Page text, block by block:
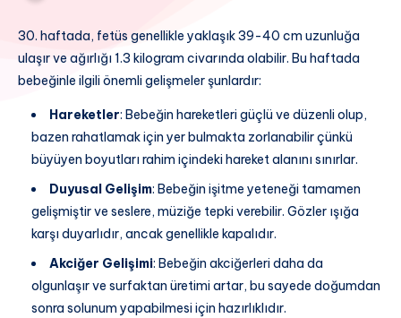
30. haftada, fetüs genellikle yaklaşık 39-40 cm uzunluğa
ulaşır ve ağırlığı 1.3 kilogram civarında olabilir. Bu haftada
bebeğinle ilgili önemli gelişmeler şunlardır:
Hareketler: Bebeğin hareketleri güçlü ve düzenli olup,
bazen rahatlamak için yer bulmakta zorlanabilir çünkü
büyüyen boyutları rahim içindeki hareket alanını sınırlar.
Duyusal Gelişim: Bebeğin işitme yeteneği tamamen
gelişmiştir ve seslere, müziğe tepki verebilir. Gözler ışığa
karşı duyarlıdır, ancak genellikle kapalıdır.
Akciğer Gelişimi: Bebeğin akciğerleri daha da
olgunlaşır ve surfaktan üretimi artar, bu sayede doğumdan
sonra solunum yapabilmesi için hazırlıklıdır.